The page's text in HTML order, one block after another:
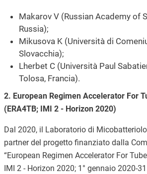
Makarov V (Russian Academy of
Russia);
Mikusova K (Università di
Slovacchia);
Lherbet C (Università Paul
Tolosa, Francia).
2. European Regimen Accelerator For
(ERA4TB; IMI 2 - Horizon 2020)
Dal 2020, il Laboratorio di
partner del progetto finanziato dalla
“European Regimen Accelerator For
IMI 2 - Horizon 2020; 1° gennaio 2020-